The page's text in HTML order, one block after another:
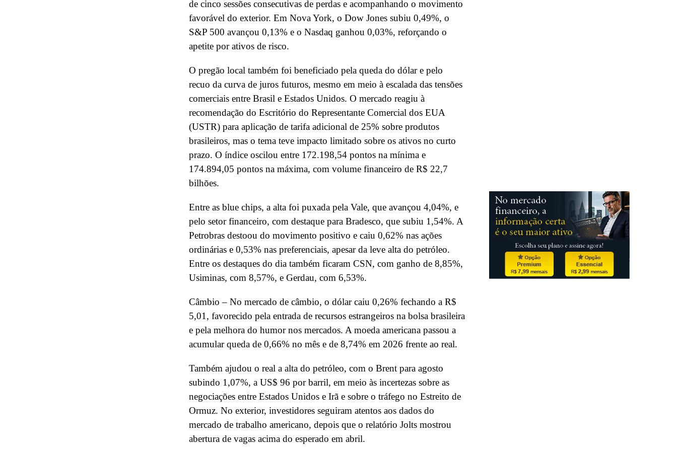
de cinco sessões consecutivas de perdas e acompanhando o movimento
favorável do exterior. Em Nova York, o Dow Jones subiu 0,49%, o
S&P 500 avançou 0,13% e o Nasdaq ganhou 0,03%, reforçando o
apetite por ativos de risco.
O pregão local também foi beneficiado pela queda do dólar e pelo
recuo da curva de juros futuros, mesmo em meio à escalada das tensões
comerciais entre Brasil e Estados Unidos. O mercado reagiu à
recomendação do Escritório do Representante Comercial dos EUA
(USTR) para aplicação de tarifa adicional de 25% sobre produtos
brasileiros, mas o tema teve impacto limitado sobre os ativos no curto
prazo. O índice oscilou entre 172.198,54 pontos na mínima e
174.894,05 pontos na máxima, com volume financeiro de R$ 22,7
bilhões.
Entre as blue chips, a alta foi puxada pela Vale, que avançou 4,04%, e
pelo setor financeiro, com destaque para Bradesco, que subiu 1,54%. A
Petrobras destoou do movimento positivo e caiu 0,62% nas ações
ordinárias e 0,53% nas preferenciais, apesar da leve alta do petróleo.
Entre os destaques do dia também ficaram CSN, com ganho de 8,85%,
Usiminas, com 8,57%, e Gerdau, com 6,53%.
Câmbio – No mercado de câmbio, o dólar caiu 0,26% fechando a R$
5,01, favorecido pela entrada de recursos estrangeiros na bolsa brasileira
e pela melhora do humor nos mercados. A moeda americana passou a
acumular queda de 0,66% no mês e de 8,74% em 2026 frente ao real.
Também ajudou o real a alta do petróleo, com o Brent para agosto
subindo 1,07%, a US$ 96 por barril, em meio às incertezas sobre as
negociações entre Estados Unidos e Irã e sobre o tráfego no Estreito de
Ormuz. No exterior, investidores seguiram atentos aos dados do
mercado de trabalho americano, depois que o relatório Jolts mostrou
abertura de vagas acima do esperado em abril.